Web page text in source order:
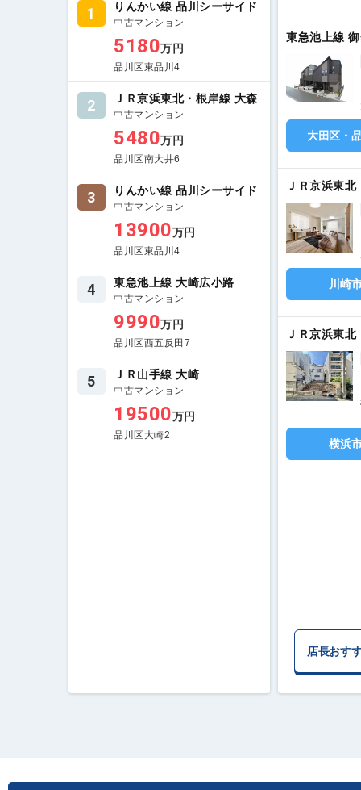
1 りんかい線 品川シーサイド
中古マンション
5180万円
品川区東品川4
2 ＪＲ京浜東北・根岸線 大森
中古マンション
5480万円
品川区南大井6
3 りんかい線 品川シーサイド
中古マンション
13900万円
品川区東品川4
4 東急池上線 大崎広小路
中古マンション
9990万円
品川区西五反田7
5 ＪＲ山手線 大崎
中古マンション
19500万円
品川区大崎2
東急池上線
大田区・
ＪＲ京浜東
川崎
ＪＲ京浜東
横浜
店長おす